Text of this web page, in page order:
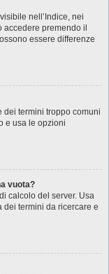
nell’Indice, nei
premendo il
essere differenze
dei termini troppo comuni
e usa le opzioni
vuota?
calcolo del server. Usa
dei termini da ricercare e